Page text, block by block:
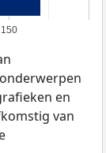
150
en
van